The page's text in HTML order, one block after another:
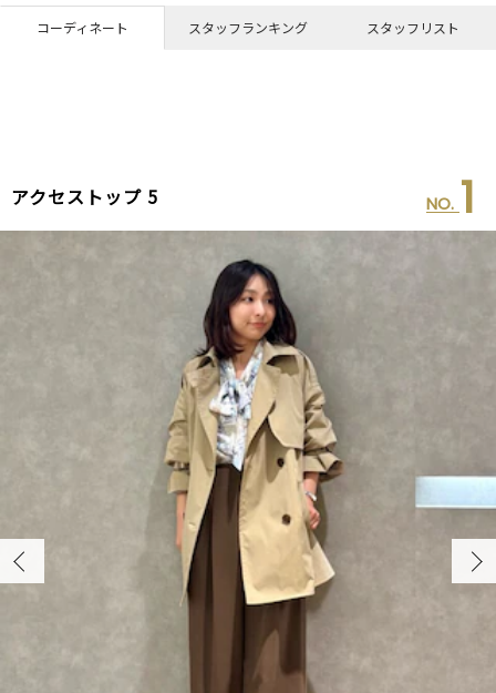
コーディネート スタッフランキング スタッフリスト
アクセストップ 5 NO. 2